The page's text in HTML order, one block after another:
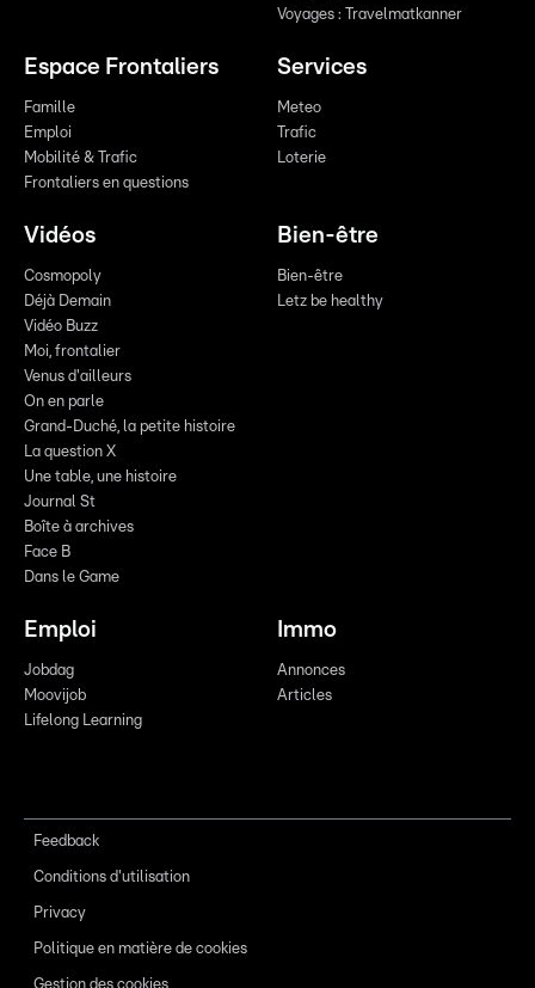
Voyages : Travelmatkanner
Espace Frontaliers
Famille
Emploi
Mobilité & Trafic
Frontaliers en questions
Services
Meteo
Trafic
Loterie
Vidéos
Cosmopoly
Déjà Demain
Vidéo Buzz
Moi, frontalier
Venus d'ailleurs
On en parle
Grand-Duché, la petite histoire
La question X
Une table, une histoire
Journal St
Boîte à archives
Face B
Dans le Game
Bien-être
Bien-être
Letz be healthy
Emploi
Jobdag
Moovijob
Lifelong Learning
Immo
Annonces
Articles
Feedback
Conditions d'utilisation
Privacy
Politique en matière de cookies